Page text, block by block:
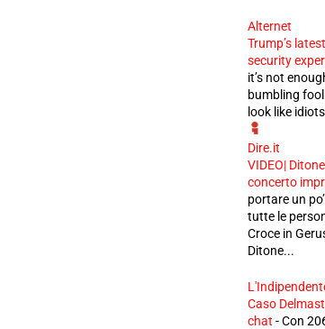
Alternet
Trump’s
security
it’s not
bumbling
look like
Dire.it
VIDEO|
concerto
portare un
tutte le
Croce in
Ditone...
Caso
chat -Con